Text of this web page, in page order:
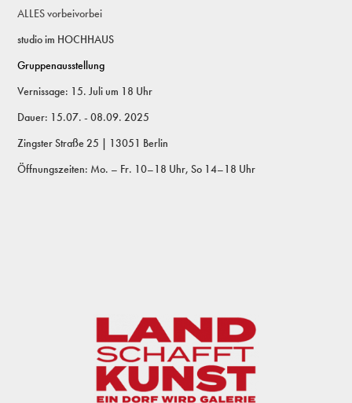
ALLES vorbeivorbei​​​​​​​
studio im HOCHHAUS
Gruppenausstellung
Vernissage: 15. Juli um 18 Uhr
Dauer: 15.07. - 08.09. 2025
Zingster Straße 25 | 13051 Berlin
Öffnungszeiten: Mo. – Fr. 10–18 Uhr, So 14–18 Uhr